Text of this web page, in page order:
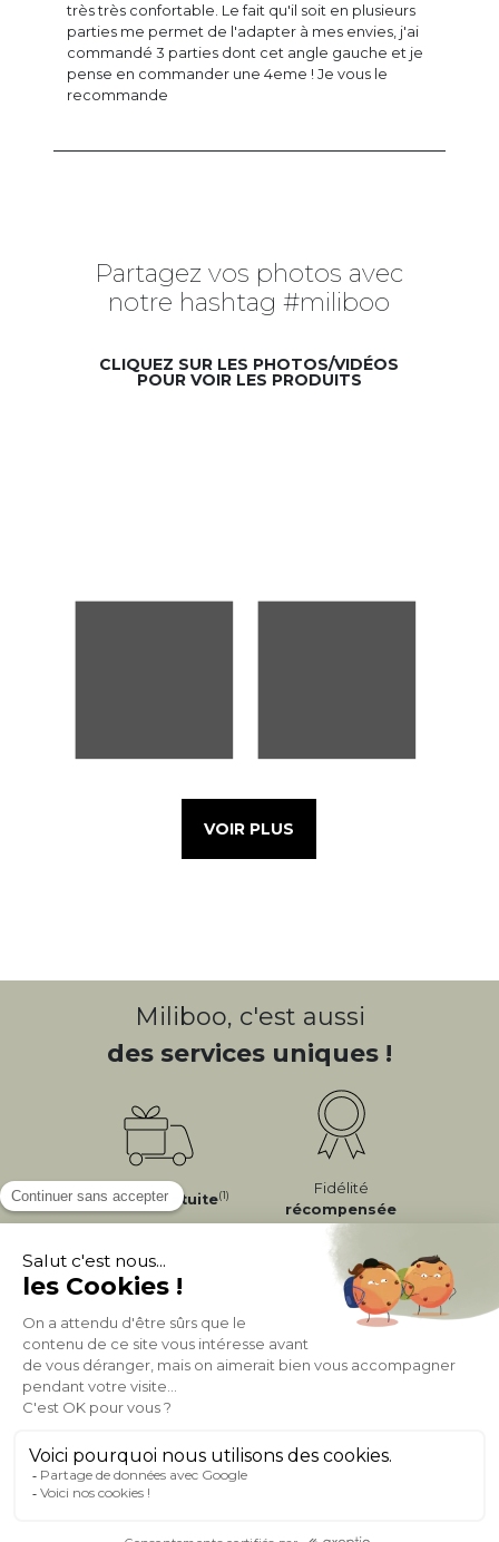
très très confortable. Le fait qu'il soit en plusieurs
parties me permet de l'adapter à mes envies, j'ai
commandé 3 parties dont cet angle gauche et je
pense en commander une 4eme ! Je vous le
recommande
Partagez vos photos avec
notre hashtag #miliboo
CLIQUEZ SUR LES PHOTOS/VIDÉOS
POUR VOIR LES PRODUITS
VOIR PLUS
Miliboo, c'est aussi
des services uniques !
LivraisonGratuite(1)
Fidélité
récompensée
Expéditionen
24/72h
Appelez-nous Au
050 92 00 74